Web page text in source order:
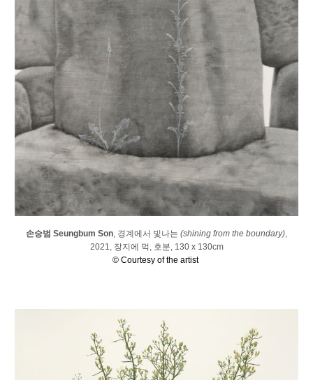
손승범 Seungbum Son 경계에서 빛나는 (shining from the boundary)
2021, 장지에 먹, 호분, 130 x 130cm
© Courtesy of the artist